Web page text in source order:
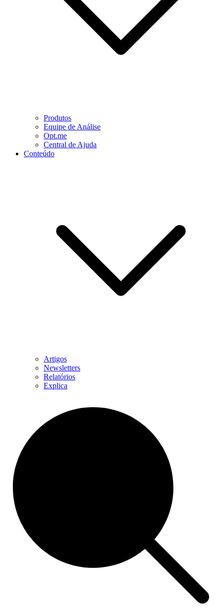
Produtos
Equipe de Análise
Opt.me
Central de Ajuda
Conteúdo
Artigos
Newsletters
Relatórios
Explica